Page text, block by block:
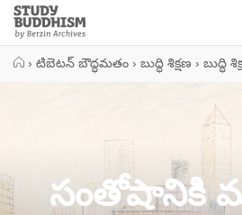
Close
Study
Buddhism
› టిబెటన్ బౌద్ధమతం › బుద్ధి శిక్షణ › బుద్ధి
సంతోషానికి